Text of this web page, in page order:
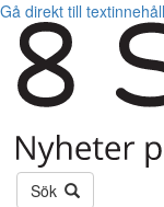
Gå direkt till textinnehåll
Sök